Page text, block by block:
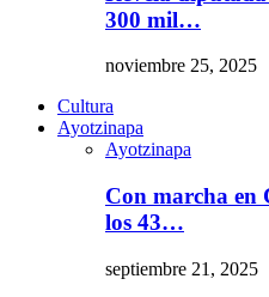
300 mil…
noviembre 25, 2025
Cultura
Ayotzinapa
Ayotzinapa
Con marcha en
los 43…
septiembre 21, 2025